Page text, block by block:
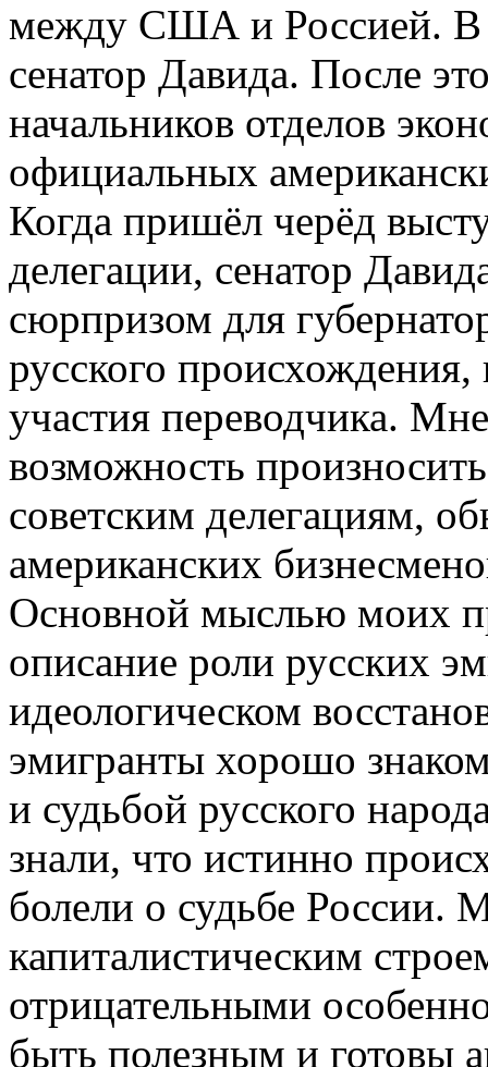
между США и Россией. В
сенатор Давида. После
начальников отделов
официальных
Когда пришёл черёд
делегации, сенатор
сюрпризом для
русского
участия переводчика.
возможность
советским делегациям,
американских
Основной мыслью моих
описание роли русских
идеологическом
эмигранты хорошо
и судьбой русского
знали, что истинно
болели о судьбе
капиталистическим
отрицательными
быть полезным и готовы